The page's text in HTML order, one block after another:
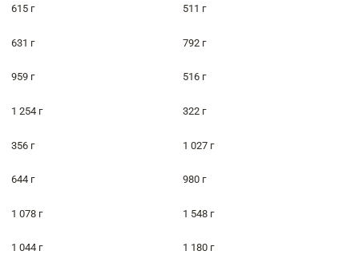
615 г 511 г
631 г 792 г
959 г 516 г
1 254 г 322 г
356 г 1 027 г
644 г 980 г
1 078 г 1 548 г
1 044 г 1 180 г